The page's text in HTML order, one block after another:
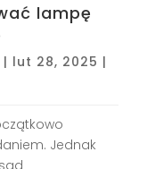
lampę
| lut 28, 2025 |
Jednak